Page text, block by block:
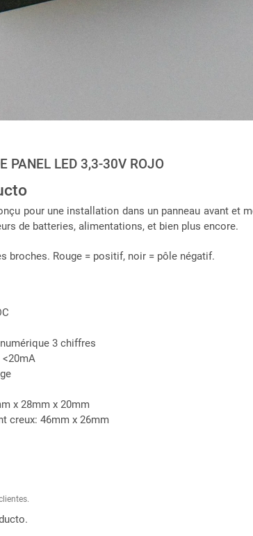
PANEL LED 3,3-30V ROJO
pour une installation dans un panneau avant et
de batteries, alimentations, et bien plus encore.
broches. Rouge = positif, noir = pôle négatif.
3 chiffres
x 28mm x 20mm
creux: 46mm x 26mm